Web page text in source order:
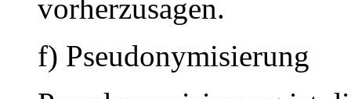
vorherzusagen.
f) Pseudonymisierung